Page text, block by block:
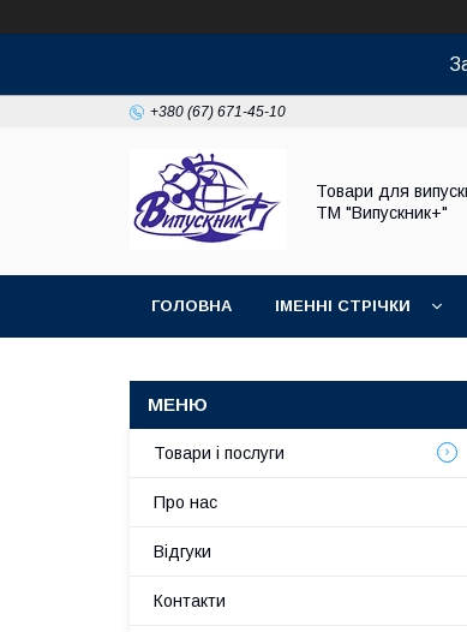
+380 (67) 671-45-10
Товари для
ТМ "Випускник+"
ГОЛОВНА ІМЕННІ СТРІЧКИ
Товари і послуги
Про нас
Відгуки
Контакти